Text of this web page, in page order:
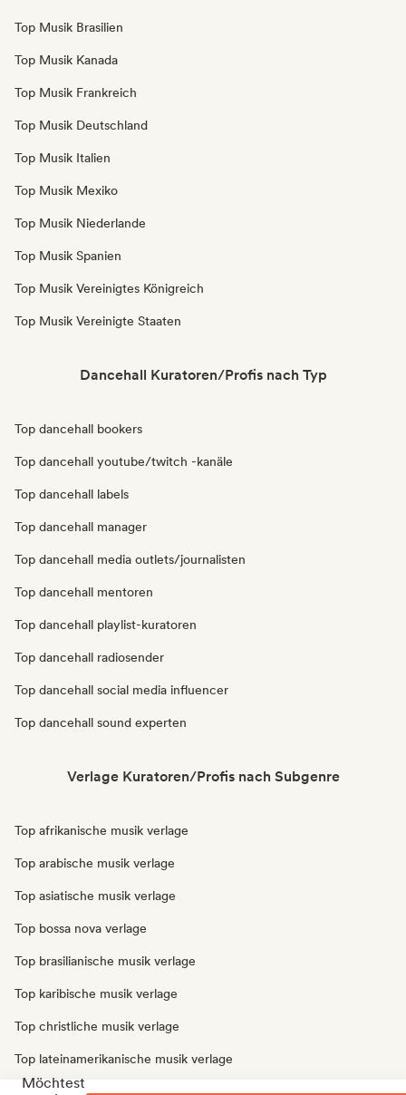
Top Musik Brasilien
Top Musik Kanada
Top Musik Frankreich
Top Musik Deutschland
Top Musik Italien
Top Musik Mexiko
Top Musik Niederlande
Top Musik Spanien
Top Musik Vereinigtes Königreich
Top Musik Vereinigte Staaten
Dancehall Kuratoren/Profis nach Typ
Top dancehall bookers
Top dancehall youtube/twitch -kanäle
Top dancehall labels
Top dancehall manager
Top dancehall media outlets/journalisten
Top dancehall mentoren
Top dancehall playlist-kuratoren
Top dancehall radiosender
Top dancehall social media influencer
Top dancehall sound experten
Verlage Kuratoren/Profis nach Subgenre
Top afrikanische musik verlage
Top arabische musik verlage
Top asiatische musik verlage
Top bossa nova verlage
Top brasilianische musik verlage
Top karibische musik verlage
Top christliche musik verlage
Top lateinamerikanische musik verlage
Top orientalische musik verlage
Möchtest